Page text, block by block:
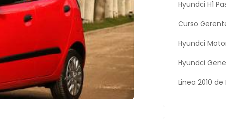
Hyundai H1
Curso
Hyundai
Hyundai
Linea 2010